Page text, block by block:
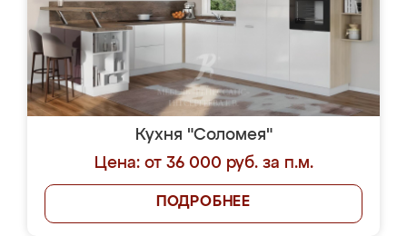
Кухня "Соломея"
Цена: от 36 000 руб. за п.м.
ПОДРОБНЕЕ